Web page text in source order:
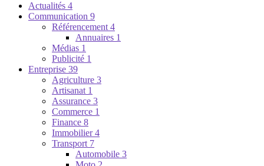
Actualités 4
Communication 9
Référencement4
Annuaires 1
Médias 1
Publicité 1
Entreprise 39
Agriculture 3
Artisanat 1
Assurance 3
Commerce 1
Finance 8
Immobilier4
Transport 7
Automobile 3